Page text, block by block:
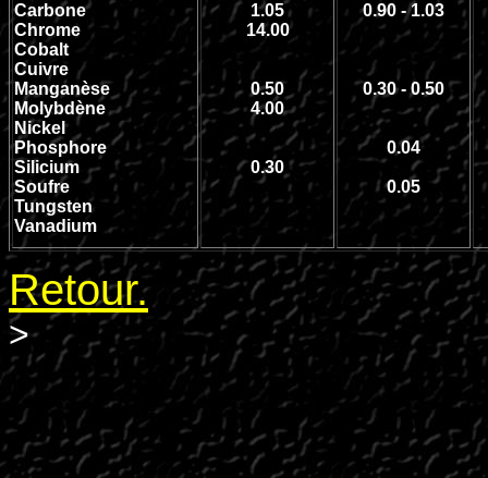
Carbone
Chrome
Cobalt
Cuivre
Manganèse
Molybdène
Nickel
Phosphore
Silicium
Soufre
Tungsten
Vanadium
1.05
14.00
0.50
4.00
0.30
0.90 - 1.03
0.30 - 0.50
0.04
0.05
Retour.
>